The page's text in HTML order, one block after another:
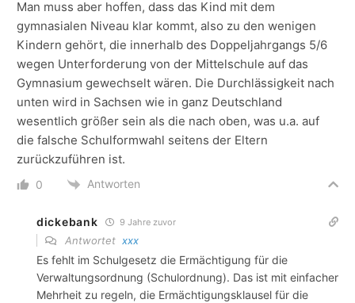
Man muss aber hoffen, dass das Kind mit dem
gymnasialen Niveau klar kommt, also zu den wenigen
Kindern gehört, die innerhalb des Doppeljahrgangs 5/6
wegen Unterforderung von der Mittelschule auf das
Gymnasium gewechselt wären. Die Durchlässigkeit nach
unten wird in Sachsen wie in ganz Deutschland
wesentlich größer sein als die nach oben, was u.a. auf
die falsche Schulformwahl seitens der Eltern
zurückzuführen ist.
0 Antworten
dickebank 9 Jahre zuvor
Antwortet xxx
Es fehlt im Schulgesetz die Ermächtigung für die
Verwaltungsordnung (Schulordnung). Das ist mit einfacher
Mehrheit zu regeln, die Ermächtigungsklausel für die